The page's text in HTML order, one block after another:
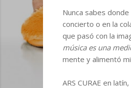
Nunca sabes
concierto o en la
que pasó con la
música es una
mente y alimentó
ARS CURAE en